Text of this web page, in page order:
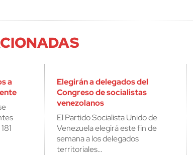
a
Elegirán a delegados del
Congreso de socialistas
venezolanos
El Partido Socialista Unido de
Venezuela elegirá este fin de
semana a los delegados
territoriales…